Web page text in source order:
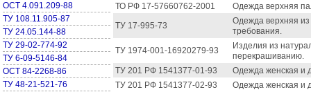
ОСТ 4.091.209-88
ТУ 108.11.905-87
ТУ 24.05.144-88
ТУ 29-02-774-92
ТУ 6-09-5146-84
ОСТ 84-2268-86
ТУ 48-21-521-76
ТО РФ 17-57660762-2001
Одежда верхняя
ТУ 17-995-73
Одежда верхняя
требования.
ТУ 1974-001-16920279-93
Изделия из
перекрашиванию.
ТУ 201 РФ 1541377-01-93
Одежда женская и
ТУ 201 РФ 1541377-02-93
Одежда женская и